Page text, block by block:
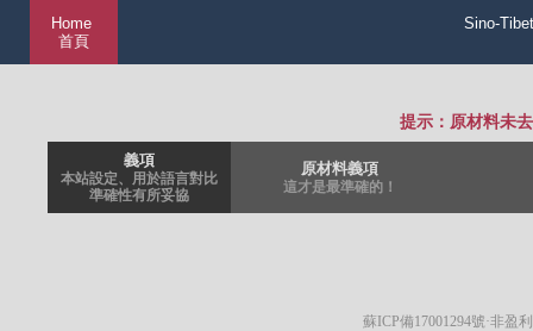
Home
首頁
Sino-
提示：原材料未
義項
本站設定、用於語言對比
準確性有所妥協
原材料義項
這才是最準確的！
蘇ICP備17001294號·非盈